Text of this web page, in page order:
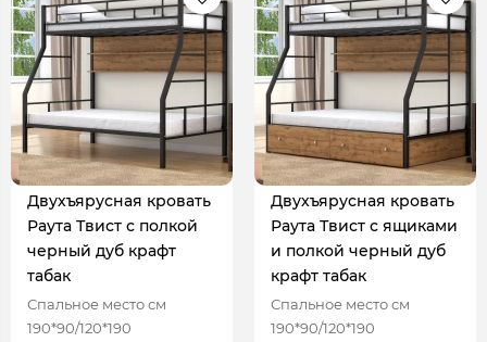
Двухъярусная кровать
Раута Твист с полкой
черный дуб крафт
табак
Спальное место см
190*90/120*190
Двухъярусная кровать
Раута Твист с ящиками
и полкой черный дуб
крафт табак
Спальное место см
190*90/120*190